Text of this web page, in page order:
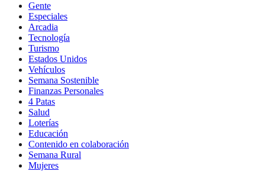
Gente
Especiales
Arcadia
Tecnología
Turismo
Estados Unidos
Vehículos
Semana Sostenible
Finanzas Personales
4 Patas
Salud
Loterías
Educación
Contenido en colaboración
Semana Rural
Mujeres